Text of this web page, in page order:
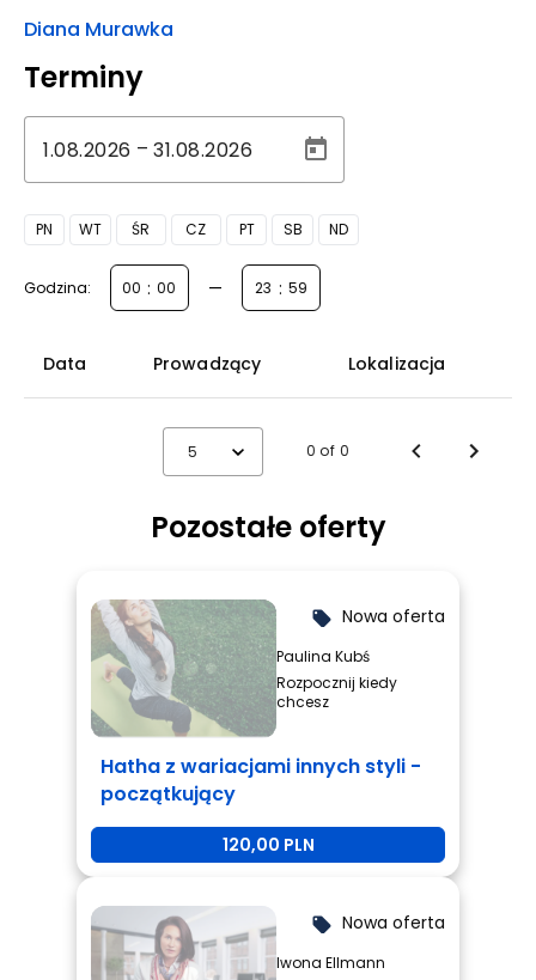
Diana Murawka
Terminy
–
PN WT ŚR CZ PT SB ND
Godzina: : — :
Data Prowadzący Lokalizacja
5 0 of 0
Pozostałe oferty
local_offer Nowa oferta
Paulina Kubś
Rozpocznij kiedy
chcesz
Hatha z wariacjami innych styli -
początkujący
120,00 PLN
local_offer Nowa oferta
Iwona Ellmann